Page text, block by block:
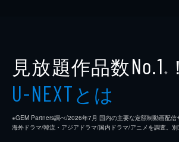
見放題作品数No.1 ※
U-NEXTとは
※GEM Partners調べ/2026年7⽉ 国内の主要な定額制動画配信
海外ドラマ/韓流・アジアドラマ/国内ドラマ/アニメを調査。別